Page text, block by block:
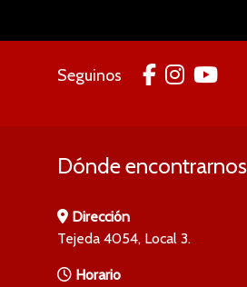
Seguinos
Dónde encontrarnos
Dirección
Tejeda 4054, Local 3.
Horario